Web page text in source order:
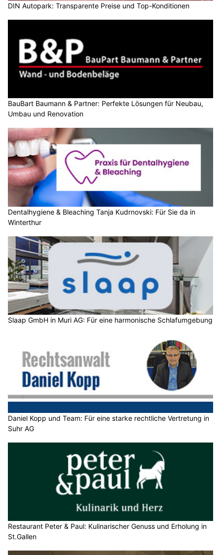
DIN Autopark: Transparente Preise und Top-Konditionen
BauBart Baumann & Partner: Perfekte Lösungen für Neubau,
Umbau und Renovation
Dentalhygiene & Bleaching Tanja Kudrnovski: Für Sie da in
Winterthur
Slaap GmbH in Muri AG: Für eine harmonische Schlafumgebung
Daniel Kopp und Team: Für eine starke rechtliche Vertretung in
Suhr AG
Restaurant Peter & Paul: Kulinarischer Genuss und Erholung in
St.Gallen